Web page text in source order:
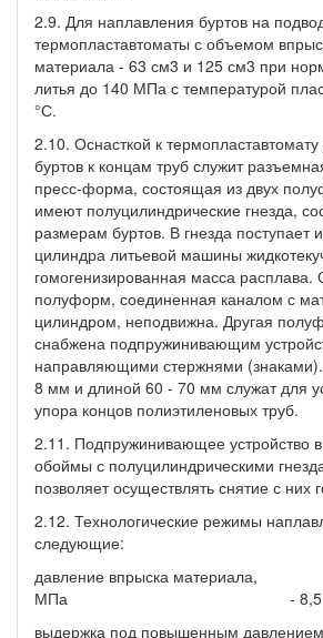
2.9. Для наплавления буртов на
термопластавтоматы с объемом
материала - 63 см3 и 125 см3 при
литья до 140 МПа с температурой
°С.
2.10. Оснасткой к
буртов к концам труб служит
пресс-форма, состоящая из двух
имеют полуцилиндрические гнезда,
размерам буртов. В гнезда поступает
цилиндра литьевой машины
гомогенизированная масса расплава.
полуформ, соединенная каналом с
цилиндром, неподвижна. Другая
снабжена подпружинивающим
направляющими стержнями
8 мм и длиной 60 - 70 мм служат для
упора концов полиэтиленовых труб.
2.11. Подпружинивающее устройство
обоймы с полуцилиндрическими
позволяет осуществлять снятие с них
2.12. Технологические режимы
следующие:
давление впрыска материала,
МПа - 8,5
выдержка под повышенным